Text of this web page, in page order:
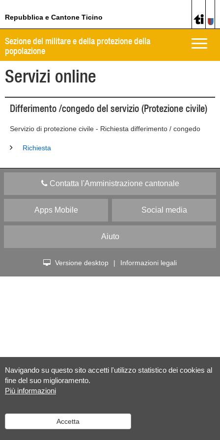
Navigando su questo sito accetti l'utilizzo statistico dei cookies al
fine del suo miglioramento.
Più informazioni
Accetta
Repubblica e Cantone Ticino
Toggle
Sezione del militare e della protezione della
popolazione
Servizi online
Differimento /congedo del servizio (Protezione civile)
Servizio di protezione civile - Richiesta differimento / congedo
Richiesta
Contatta l'Amministrazione cantonale
Apps Mobile Social media
Aiuto
Versione desktop | Informazioni legali